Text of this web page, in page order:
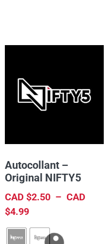
Autocollant –
Original NIFTY5
CAD $2.50 – CAD
$4.99